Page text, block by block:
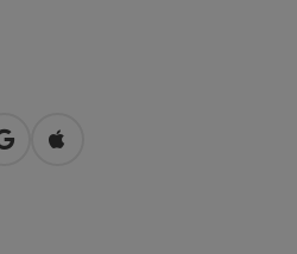
in Google Maps öffnen
in Apple Maps öffnen